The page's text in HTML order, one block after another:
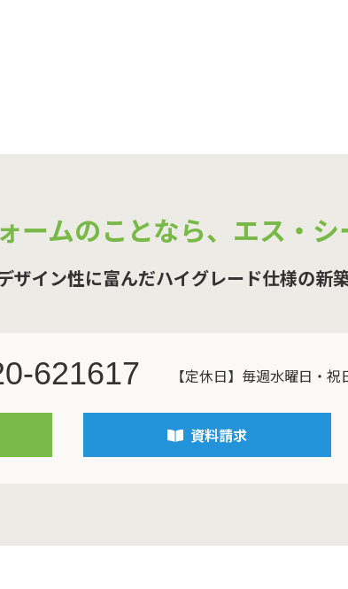
ムのことなら、 エス・シ
ザイン性に富んだハイグレード仕様の新
621617 【定休日】毎週水曜日・祝
資料請求